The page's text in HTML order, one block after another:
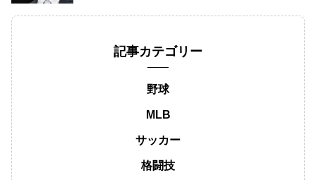
記事カテゴリー
野球
MLB
サッカー
格闘技